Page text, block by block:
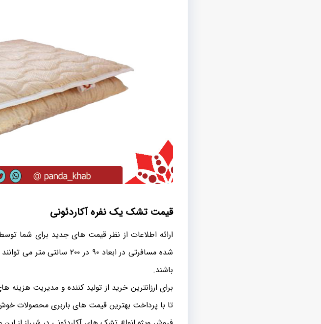
قیمت تشک یک نفره آکاردئونی
ارائه اطلاعات از نظر قیمت های جدید برای شما
شده مسافرتی در ابعاد ۹۰
باشند.
برای ارزانترین خرید از تولید کننده و مدیریت هزینه
تا با پرداخت بهترین قیمت های باربری محصولات